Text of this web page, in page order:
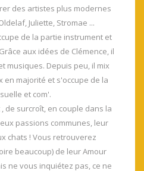
des artistes plus modernes
Juliette, Stromae ...
de la partie instrument et
aux idées de Clémence, il
musiques. Depuis peu, il mix
en majorité et s'occupe de la
et com'.
de surcroît, en couple dans la
passions communes, leur
chats ! Vous retrouverez
beaucoup) de leur Amour
ne vous inquiétez pas, ce ne